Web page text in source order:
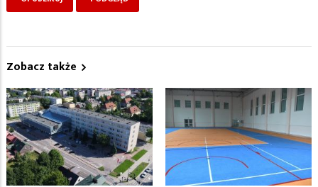
Zobacz także